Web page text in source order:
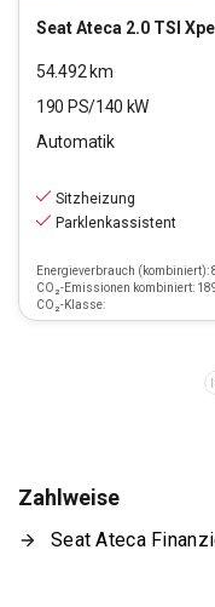
SeatAteca 2.0 TSI
54.492km
190 PS/140 kW
Automatik
Sitzheizung
Parklenkassistent
Energieverbrauch (kombiniert):
CO₂-Emissionen kombiniert:
CO₂-Klasse:
Zahlweise
Seat Ateca